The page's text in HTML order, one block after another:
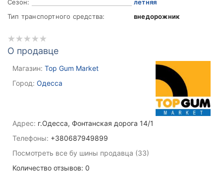
Сезон:
летняя
Тип транспортного средства:
внедорожник
О продавце
Магазин: Top Gum Market
Город: Одесса
Адрес: г.Одесса, Фонтанская дорога 14/1
Телефоны: +380687949899
Посмотреть все бу шины продавца (33)
Количество отзывов: 0